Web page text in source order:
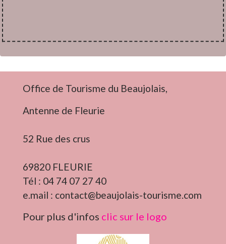
Office de Tourisme du Beaujolais,
Antenne de Fleurie
52 Rue des crus
69820 FLEURIE
Tél : 04 74 07 27 40
e.mail : contact@beaujolais-tourisme.com
Pour plus d'infos clic sur le logo